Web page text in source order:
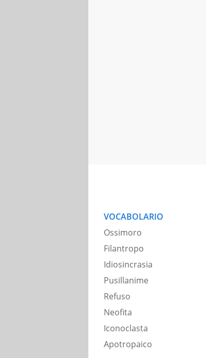
VOCABOLARIO
Ossimoro
Filantropo
Idiosincrasia
Pusillanime
Refuso
Neofita
Iconoclasta
Apotropaico